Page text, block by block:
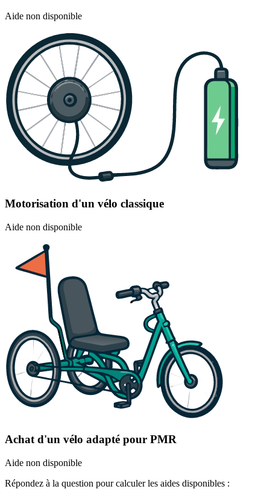
Aide non disponible
Motorisation d'un vélo classique
Aide non disponible
Achat d'un vélo adapté pour PMR
Aide non disponible
Répondez à la question pour calculer les aides disponibles :